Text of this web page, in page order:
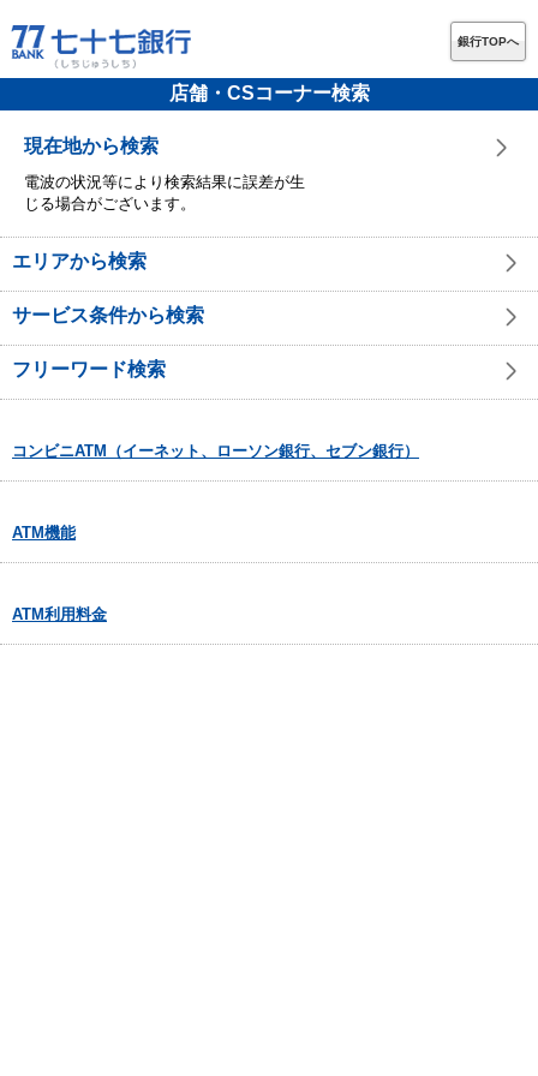
銀行TOPへ
店舗・CSコーナー検索
現在地から検索
電波の状況等により検索結果に誤差が生
じる場合がございます。
エリアから検索
サービス条件から検索
フリーワード検索
コンビニATM（イーネット、ローソン銀行、セブン銀行）
ATM機能
ATM利用料金